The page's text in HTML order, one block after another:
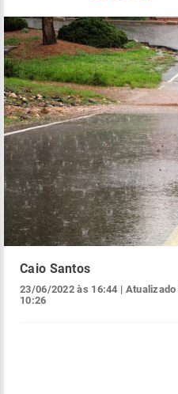
Caio Santos
23/06/2022 às 16:44 | Atualizado
10:26